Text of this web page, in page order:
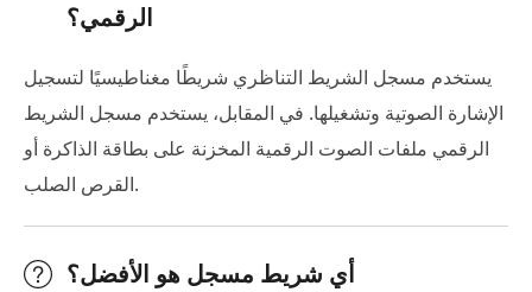
الرقمي؟
يستخدم مسجل الشريط التناظري شريطًا مغناطيسيًا لتسجيل
الإشارة الصوتية وتشغيلها. في المقابل، يستخدم مسجل الشريط
الرقمي ملفات الصوت الرقمية المخزنة على بطاقة الذاكرة أو
القرص الصلب.
أي شريط مسجل هو الأفضل؟